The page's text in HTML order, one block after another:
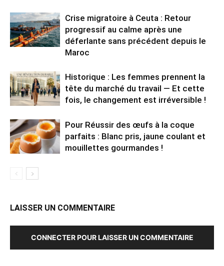
Crise migratoire à Ceuta : Retour
progressif au calme après une
déferlante sans précédent depuis le
Maroc
Historique : Les femmes prennent la
tête du marché du travail — Et cette
fois, le changement est irréversible !
Pour Réussir des œufs à la coque
parfaits : Blanc pris, jaune coulant et
mouillettes gourmandes !
LAISSER UN COMMENTAIRE
CONNECTER POUR LAISSER UN COMMENTAIRE